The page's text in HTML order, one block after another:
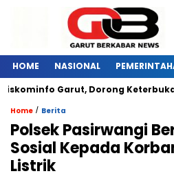
HOME NASIONAL
Garut, Dorong
Home / Berita
Polsek Pasirwangi
Sosial Kepada
Listrik